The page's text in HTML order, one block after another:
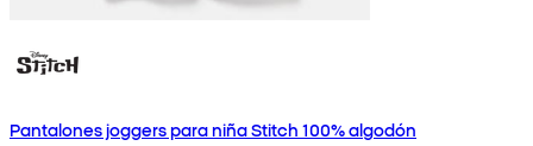
Pantalones joggers para niña Stitch 100% algodón